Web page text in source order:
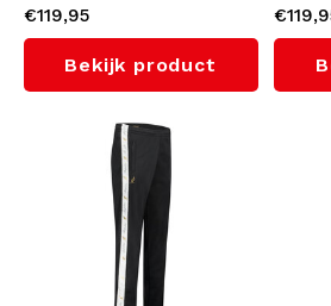
(Navy)
€119,95
Bekijk product
met